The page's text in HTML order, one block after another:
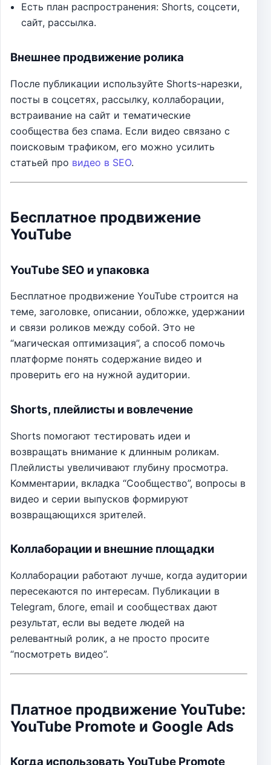
Есть план распространения: Shorts, соцсети,
сайт, рассылка.
Внешнее продвижение ролика
После публикации используйте Shorts-нарезки,
посты в соцсетях, рассылку, коллаборации,
встраивание на сайт и тематические
сообщества без спама. Если видео связано с
поисковым трафиком, его можно усилить
статьей про видео в SEO.
Бесплатное продвижение
YouTube
YouTube SEO и упаковка
Бесплатное продвижение YouTube строится на
теме, заголовке, описании, обложке, удержании
и связи роликов между собой. Это не
“магическая оптимизация”, а способ помочь
платформе понять содержание видео и
проверить его на нужной аудитории.
Shorts, плейлисты и вовлечение
Shorts помогают тестировать идеи и
возвращать внимание к длинным роликам.
Плейлисты увеличивают глубину просмотра.
Комментарии, вкладка “Сообщество”, вопросы в
видео и серии выпусков формируют
возвращающихся зрителей.
Коллаборации и внешние площадки
Коллаборации работают лучше, когда аудитории
пересекаются по интересам. Публикации в
Telegram, блоге, email и сообществах дают
результат, если вы ведете людей на
релевантный ролик, а не просто просите
“посмотреть видео”.
Платное продвижение YouTube:
YouTube Promote и Google Ads
Когда использовать YouTube Promote